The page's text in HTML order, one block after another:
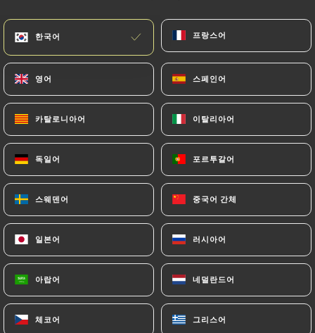
한국어 프랑스어
영어 스페인어
카탈로니아어 이탈리아어
독일어 포르투갈어
스웨덴어 중국어 간체
일본어 러시아어
아랍어 네덜란드어
체코어 그리스어
한국어 프랑스어
영어 스페인어
카탈로니아어 이탈리아어
독일어 포르투갈어
스웨덴어 중국어 간체
일본어 러시아어
아랍어 네덜란드어
체코어 그리스어